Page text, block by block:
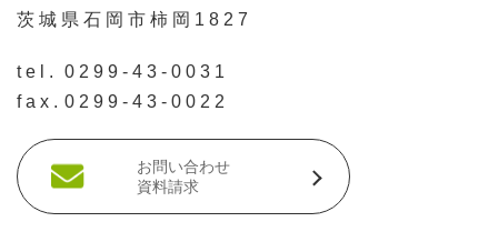
茨城県石岡市柿岡1827
tel.
0299-43-0031
fax. 0299-43-0022
お問い合わせ
資料請求